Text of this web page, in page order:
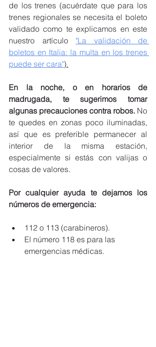
de los trenes (acuérdate que para los
trenes regionales se necesita el boleto
validado como te explicamos en este
nuestro artículo "La validación de
boletos en Italia: la multa en los trenes
puede ser cara").
En la noche, o en horarios de
madrugada, te sugerimos tomar
algunas precauciones contra robos. No
te quedes en zonas poco iluminadas,
así que es preferible permanecer al
interior de la misma estación,
especialmente si estás con valijas o
cosas de valores.
Por cualquier ayuda te dejamos los
números de emergencia:
112 o 113 (carabineros).
El número 118 es para las
emergencias médicas.